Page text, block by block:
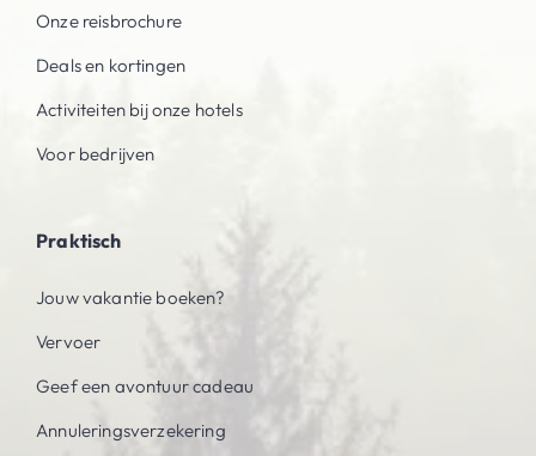
Onze reisbrochure
Deals en kortingen
Activiteiten bij onze hotels
Voor bedrijven
Praktisch
Jouw vakantie boeken?
Vervoer
Geef een avontuur cadeau
Annuleringsverzekering